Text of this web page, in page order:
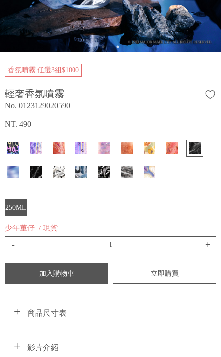
香氛噴霧 任選3組$1000
輕奢香氛噴霧
No. 0123129020590
NT. 490
250ML
少年董仔 / 現貨
- +
加入購物車 立即購買
商品尺寸表
影片介紹